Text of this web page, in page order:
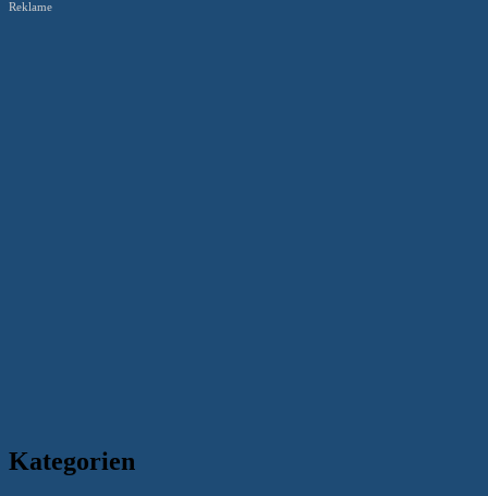
Reklame
Kategorien